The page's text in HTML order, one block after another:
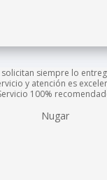
siempre lo
y atención es
100%
Nugar